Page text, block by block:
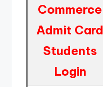
Commerce
Admit Card
Students
Login